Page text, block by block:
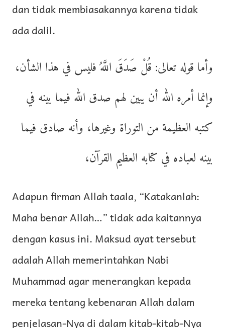
dan tidak membiasakannya karena tidak
ada dalil.
وأما قوله تعالى: قُلْ صَدَقَ اللَّهُ فليس في هذا الشأن،
وإنما أمره الله أن يبين لهم صدق الله فيما بينه في
كتبه العظيمة من التوراة وغيرها، وأنه صادق فيما
بينه لعباده في كتابه العظيم القرآن،
Adapun firman Allah taala, “Katakanlah:
Maha benar Allah…” tidak ada kaitannya
dengan kasus ini. Maksud ayat tersebut
adalah Allah memerintahkan Nabi
Muhammad agar menerangkan kepada
mereka tentang kebenaran Allah dalam
penjelasan-Nya di dalam kitab-kitab-Nya